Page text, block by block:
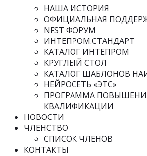
НАША ИСТОРИЯ
ОФИЦИАЛЬНАЯ
NFST ФОРУМ
ИНТЕПРОМ.СТАНДАРТ
КАТАЛОГ ИНТЕПРОМ
КРУГЛЫЙ СТОЛ
КАТАЛОГ ШАБЛОНОВ
НЕЙРОСЕТЬ «ЭТС»
ПРОГРАММА
КВАЛИФИКАЦИИ
НОВОСТИ
ЧЛЕНСТВО
СПИСОК ЧЛЕНОВ
КОНТАКТЫ